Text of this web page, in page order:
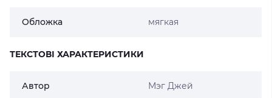
Обложка мягкая
ТЕКСТОВІ ХАРАКТЕРИСТИКИ
Автор Мэг Джей